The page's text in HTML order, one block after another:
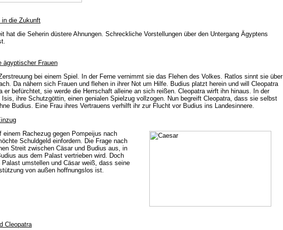
die Zukunft
hat die Seherin düstere Ahnungen. Schreckliche Vorstellungen über den Untergang Ägyptens
ägyptischer Frauen
bei einem Spiel. In der Ferne vernimmt sie das Flehen des Volkes. Ratlos sinnt sie über
Da nähern sich Frauen und flehen in ihrer Not um Hilfe. Budius platzt herein und will Cleopatra
er befürchtet, sie werde die Herrschaft alleine an sich reißen. Cleopatra wirft ihn hinaus. In der
ihre Schutzgöttin, einen genialen Spielzug vollzogen. Nun begreift Cleopatra, dass sie selbst
Budius. Eine Frau ihres Vertrauens verhilft ihr zur Flucht vor Budius ins Landesinnere.
einem Rachezug gegen Pompeijus nach
Schuldgeld einfordern. Die Frage nach
Streit zwischen Cäsar und Budius aus, in
aus dem Palast vertrieben wird. Doch
Palast umstellen und Cäsar weiß, dass seine
von außen hoffnungslos ist.
Cleopatra